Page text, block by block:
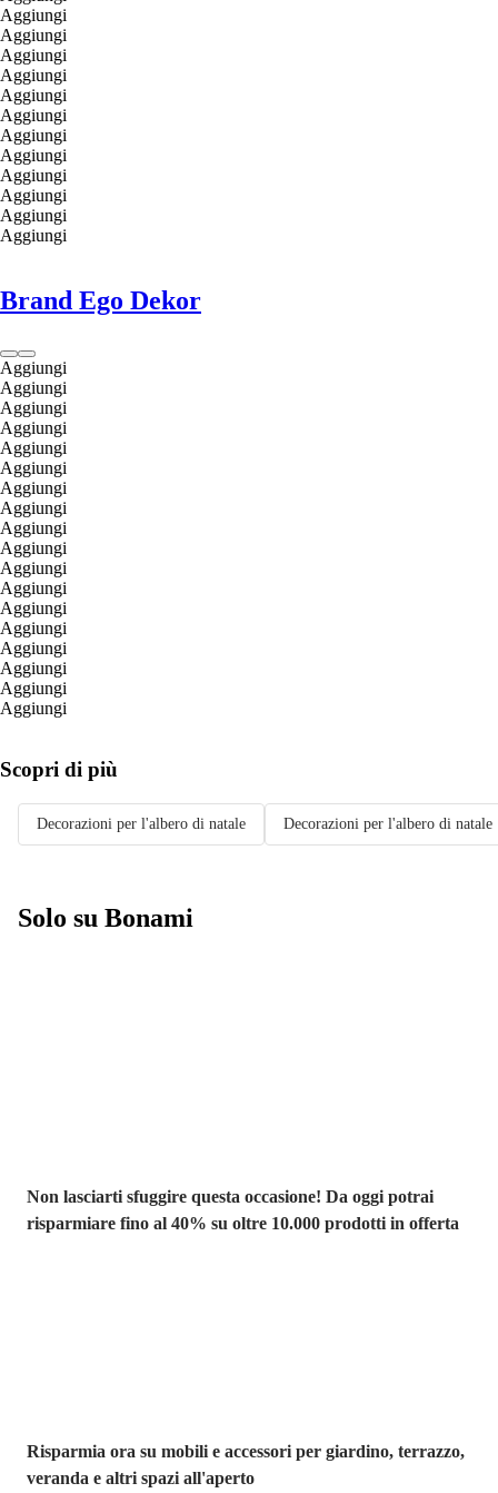
Aggiungi
Aggiungi
Aggiungi
Aggiungi
Aggiungi
Aggiungi
Aggiungi
Aggiungi
Aggiungi
Aggiungi
Aggiungi
Aggiungi
Brand Ego Dekor
Aggiungi
Aggiungi
Aggiungi
Aggiungi
Aggiungi
Aggiungi
Aggiungi
Aggiungi
Aggiungi
Aggiungi
Aggiungi
Aggiungi
Aggiungi
Aggiungi
Aggiungi
Aggiungi
Aggiungi
Aggiungi
Scopri di più
Decorazioni per l'albero di natale Decorazioni per l'albero di natale
Solo su Bonami
Non lasciarti sfuggire questa occasione! Da oggi potrai
risparmiare fino al 40% su oltre 10.000 prodotti in offerta
Risparmia ora su mobili e accessori per giardino, terrazzo,
veranda e altri spazi all'aperto